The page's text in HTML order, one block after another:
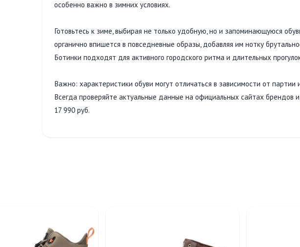
особенно важно в зимних условиях.
Готовьтесь к зиме, выбирая не только удобную, но и запоминающуюся
органично впишется в повседневные образы, добавляя им нотку
Ботинки подходят для активного городского ритма и длительных
Важно: характеристики обуви могут отличаться в зависимости от партии
Всегда проверяйте актуальные данные на официальных сайтах брендов
17 990 руб.